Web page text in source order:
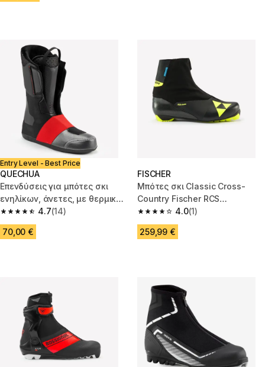
Entry Level - Best Price
QUECHUA
Επενδύσεις για μπότες σκι
ενηλίκων, άνετες, με θερμική
διαμόρφωση.
4.7
4.7 out of 5 stars from 14 reviews
(14)
70,00 €
FISCHER
Μπότες σκι Classic Cross-
Country Fischer RCS
αδιάβροχες
4.0
4.0 out of 5 stars from 1
(1)
259,99 €